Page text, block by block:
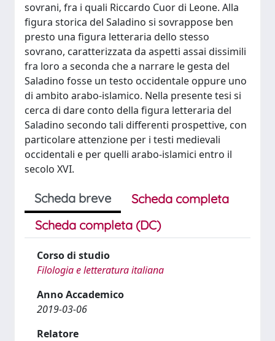
sovrani, fra i quali Riccardo Cuor di Leone. Alla
figura storica del Saladino si sovrappose ben
presto una figura letteraria dello stesso
sovrano, caratterizzata da aspetti assai dissimili
fra loro a seconda che a narrare le gesta del
Saladino fosse un testo occidentale oppure uno
di ambito arabo-islamico. Nella presente tesi si
cerca di dare conto della figura letteraria del
Saladino secondo tali differenti prospettive, con
particolare attenzione per i testi medievali
occidentali e per quelli arabo-islamici entro il
secolo XVI.
Scheda breve
Scheda completa
Scheda completa (DC)
Corso di studio
Filologia e letteratura italiana
Anno Accademico
2019-03-06
Relatore